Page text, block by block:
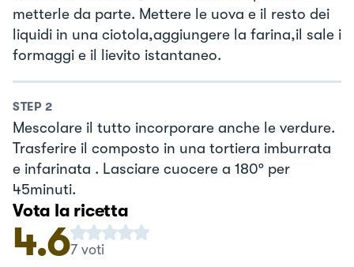
metterle da parte. Mettere le uova e il resto dei
liquidi in una ciotola,aggiungere la farina,il sale i
formaggi e il lievito istantaneo.
STEP 2
Mescolare il tutto incorporare anche le verdure.
Trasferire il composto in una tortiera imburrata
e infarinata . Lasciare cuocere a 180° per
45minuti.
Vota la ricetta
4.67voti